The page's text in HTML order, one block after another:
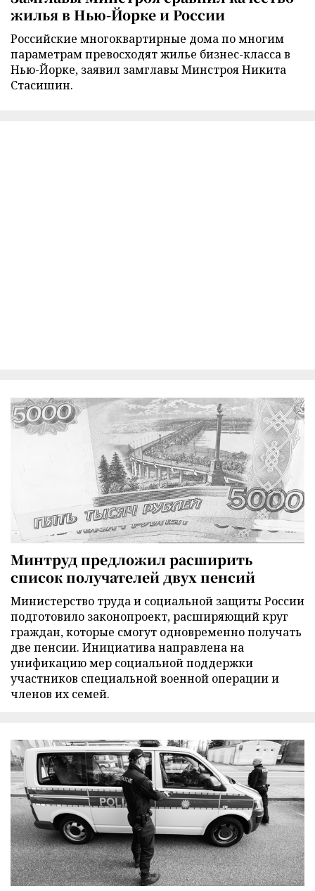
жилья в Нью-Йорке и России
Российские многоквартирные дома по многим
параметрам превосходят жилье бизнес-класса в
Нью-Йорке, заявил замглавы Минстроя Никита
Стасишин.
Минтруд предложил расширить
список получателей двух пенсий
Министерство труда и социальной защиты России
подготовило законопроект, расширяющий круг
граждан, которые смогут одновременно получать
две пенсии. Инициатива направлена на
унификацию мер социальной поддержки
участников специальной военной операции и
членов их семей.